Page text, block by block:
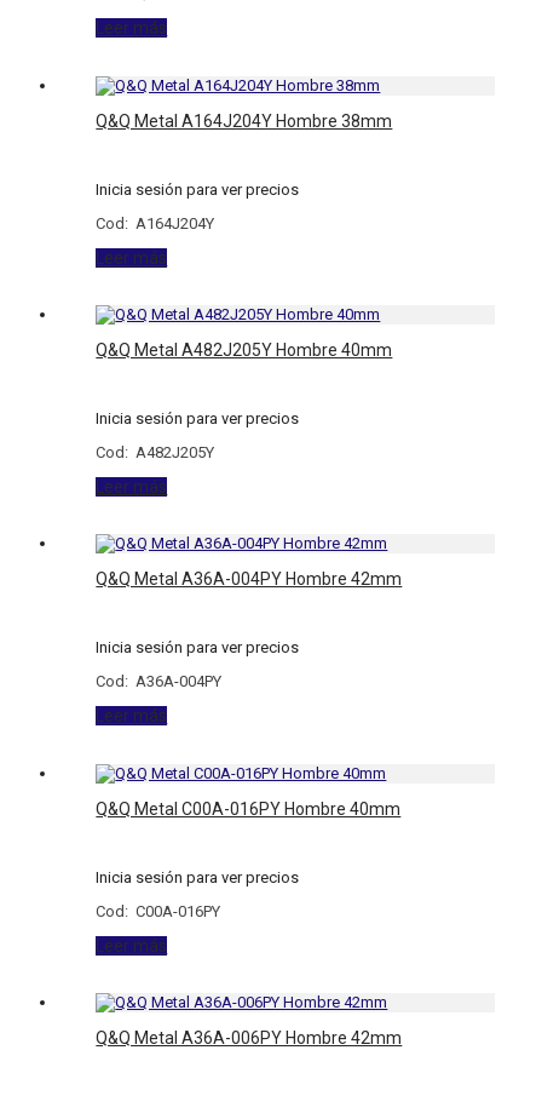
Leer más
Q&Q Metal A164J204Y Hombre 38mm
Inicia sesión para ver precios
Cod: A164J204Y
Leer más
Q&Q Metal A482J205Y Hombre 40mm
Inicia sesión para ver precios
Cod: A482J205Y
Leer más
Q&Q Metal A36A-004PY Hombre 42mm
Inicia sesión para ver precios
Cod: A36A-004PY
Leer más
Q&Q Metal C00A-016PY Hombre 40mm
Inicia sesión para ver precios
Cod: C00A-016PY
Leer más
Q&Q Metal A36A-006PY Hombre 42mm